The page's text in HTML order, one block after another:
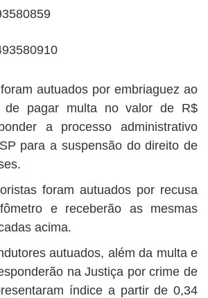
autuados por embriaguez ao
de pagar multa no valor de R$
a processo administrativo
para a suspensão do direito de
foram autuados por recusa
e receberão as mesmas
acima.
autuados, além da multa e
na Justiça por crime de
índice a partir de 0,34